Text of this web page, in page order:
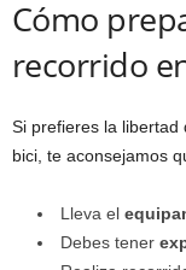
Cómo
recorrido
Si prefieres la libertad
bici, te aconsejamos
Lleva el
Debes tener